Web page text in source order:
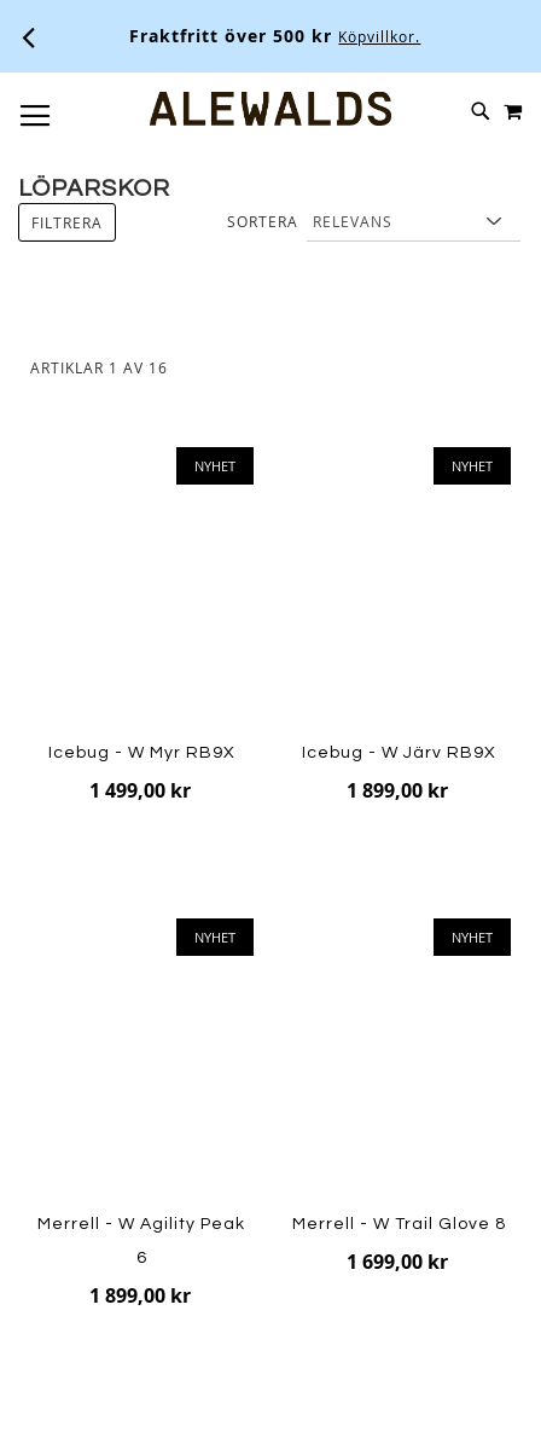
Fraktfritt över 500 kr Köpvillkor.
SKIP
LÖPARSKOR
ARTIKLAR 1 AV 16
SORTERA
NYHET
Icebug - W Myr RB9X
1 499,00 kr
NYHET
Icebug - W Järv RB9X
1 899,00 kr
NYHET
Merrell - W Agility Peak
6
1 899,00 kr
NYHET
Merrell - W Trail Glove 8
1 699,00 kr
FILTRERA